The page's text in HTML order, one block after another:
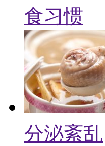
食习惯
分泌紊乱